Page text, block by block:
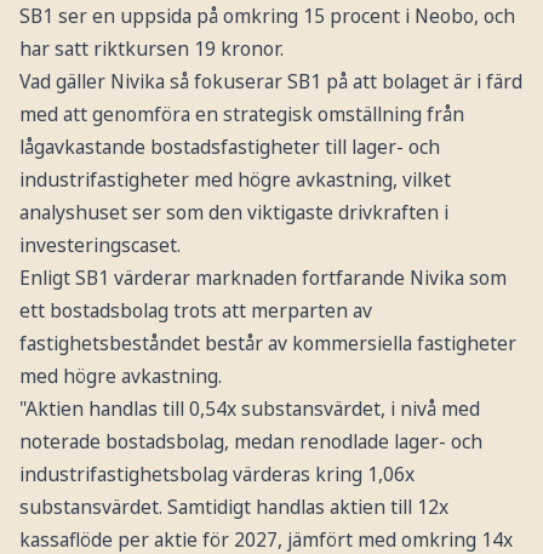
SB1 ser en uppsida på omkring 15 procent i Neobo, och
har satt riktkursen 19 kronor.
Vad gäller Nivika så fokuserar SB1 på att bolaget är i färd
med att genomföra en strategisk omställning från
lågavkastande bostadsfastigheter till lager- och
industrifastigheter med högre avkastning, vilket
analyshuset ser som den viktigaste drivkraften i
investeringscaset.
Enligt SB1 värderar marknaden fortfarande Nivika som
ett bostadsbolag trots att merparten av
fastighetsbeståndet består av kommersiella fastigheter
med högre avkastning.
"Aktien handlas till 0,54x substansvärdet, i nivå med
noterade bostadsbolag, medan renodlade lager- och
industrifastighetsbolag värderas kring 1,06x
substansvärdet. Samtidigt handlas aktien till 12x
kassaflöde per aktie för 2027, jämfört med omkring 14x